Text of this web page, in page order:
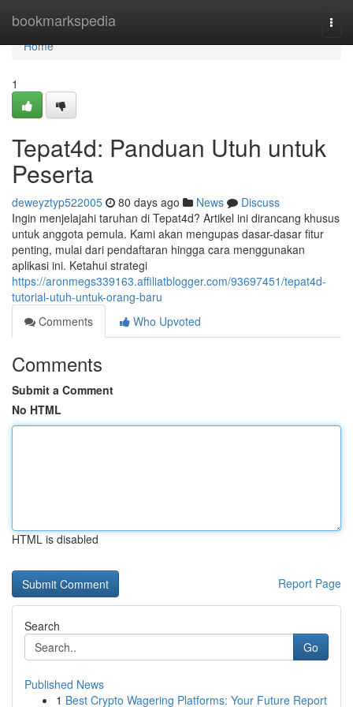
bookmarkspedia
Home
Home
1
Tepat4d: Panduan Utuh untuk
Peserta
deweyztyp522005 80 days ago News
Discuss
Ingin menjelajahi taruhan di Tepat4d? Artikel ini dirancang khusus
untuk anggota pemula. Kami akan mengupas dasar-dasar fitur
penting, mulai dari pendaftaran hingga cara menggunakan
aplikasi ini. Ketahui strategi
https://aronmegs339163.affiliatblogger.com/93697451/tepat4d-
tutorial-utuh-untuk-orang-baru
Comments
Who Upvoted
Comments
Submit a Comment
No HTML
HTML is disabled
Report Page
Search
Go
Published News
1 Best Crypto Wagering Platforms: Your Future Report